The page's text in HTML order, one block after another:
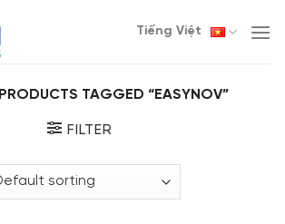
Tiếng Việt
PRODUCTS TAGGED “EASYNOV”
FILTER